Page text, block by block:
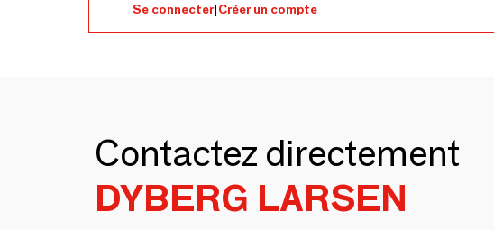
Se connecter|Créer un compte
Contactez directement
DYBERG LARSEN